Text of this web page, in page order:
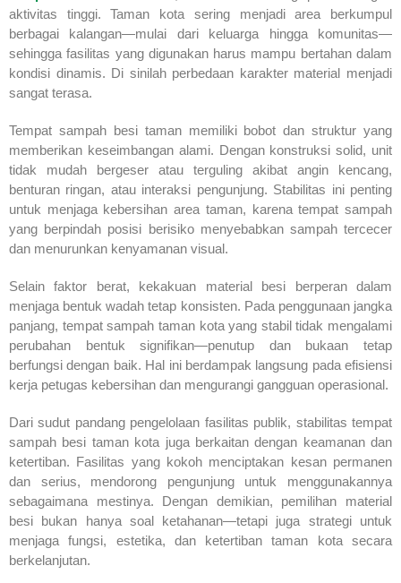
aktivitas tinggi. Taman kota sering menjadi area berkumpul
berbagai kalangan—mulai dari keluarga hingga komunitas—
sehingga fasilitas yang digunakan harus mampu bertahan dalam
kondisi dinamis. Di sinilah perbedaan karakter material menjadi
sangat terasa.
Tempat sampah besi taman memiliki bobot dan struktur yang
memberikan keseimbangan alami. Dengan konstruksi solid, unit
tidak mudah bergeser atau terguling akibat angin kencang,
benturan ringan, atau interaksi pengunjung. Stabilitas ini penting
untuk menjaga kebersihan area taman, karena tempat sampah
yang berpindah posisi berisiko menyebabkan sampah tercecer
dan menurunkan kenyamanan visual.
Selain faktor berat, kekakuan material besi berperan dalam
menjaga bentuk wadah tetap konsisten. Pada penggunaan jangka
panjang, tempat sampah taman kota yang stabil tidak mengalami
perubahan bentuk signifikan—penutup dan bukaan tetap
berfungsi dengan baik. Hal ini berdampak langsung pada efisiensi
kerja petugas kebersihan dan mengurangi gangguan operasional.
Dari sudut pandang pengelolaan fasilitas publik, stabilitas tempat
sampah besi taman kota juga berkaitan dengan keamanan dan
ketertiban. Fasilitas yang kokoh menciptakan kesan permanen
dan serius, mendorong pengunjung untuk menggunakannya
sebagaimana mestinya. Dengan demikian, pemilihan material
besi bukan hanya soal ketahanan—tetapi juga strategi untuk
menjaga fungsi, estetika, dan ketertiban taman kota secara
berkelanjutan.